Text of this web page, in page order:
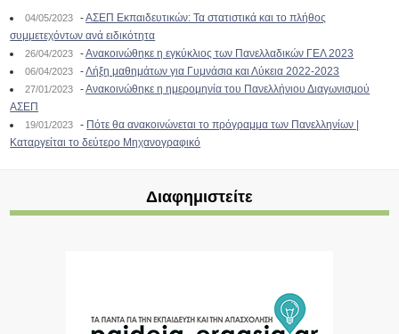
04/05/2023 -ΑΣΕΠ Εκπαιδευτικών: Τα στατιστικά και το πλήθος
συμμετεχόντων ανά ειδικότητα
26/04/2023 -Ανακοινώθηκε η εγκύκλιος των Πανελλαδικών ΓΕΛ 2023
06/04/2023 -Λήξη μαθημάτων για Γυμνάσια και Λύκεια 2022-2023
27/01/2023 -Ανακοινώθηκε η ημερομηνία του Πανελλήνιου Διαγωνισμού
ΑΣΕΠ
19/01/2023 - Πότε θα ανακοινώνεται το πρόγραμμα των Πανελληνίων |
Καταργείται το δεύτερο Μηχανογραφικό
Διαφημιστείτε